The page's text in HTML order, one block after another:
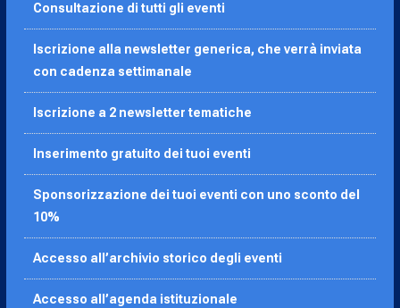
Consultazione di tutti gli eventi
Iscrizione alla newsletter generica, che verrà inviata
con cadenza settimanale
Iscrizione a 2 newsletter tematiche
Inserimento gratuito dei tuoi eventi
Sponsorizzazione dei tuoi eventi con uno sconto del
10%
Accesso all’archivio storico degli eventi
Accesso all’agenda istituzionale